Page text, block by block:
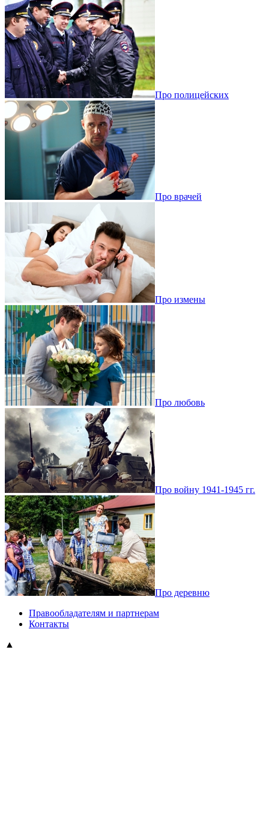
Про полицейских
Про врачей
Про измены
Про любовь
Про войну 1941-1945 гг.
Про деревню
Правообладателям и партнерам
Контакты
▲